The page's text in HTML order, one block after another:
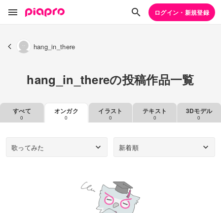
ログイン・新規登録
hang_in_there
hang_in_thereの投稿作品一覧
すべて
0
オンガク
0
イラスト
0
テキスト
0
3Dモデル
0
歌ってみた 新着順